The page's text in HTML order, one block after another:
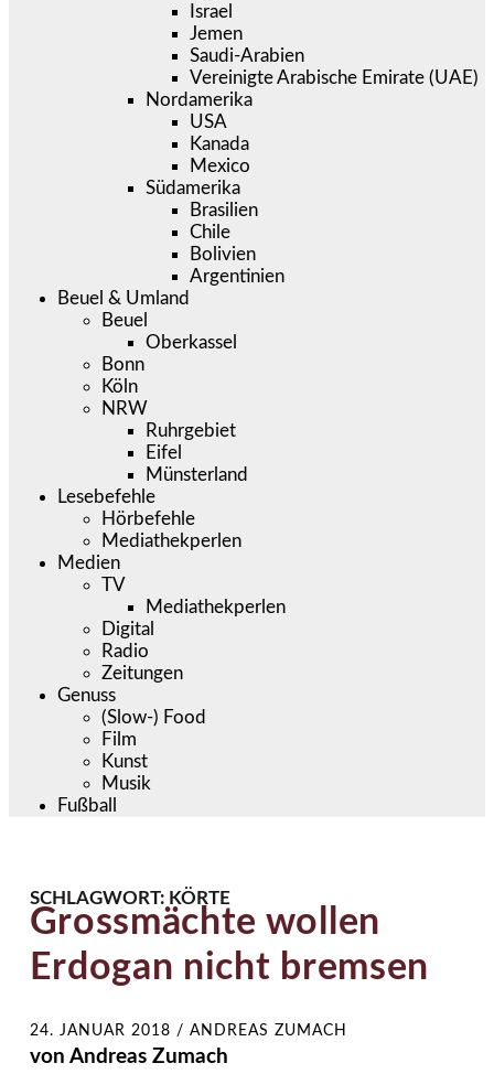
Israel
Jemen
Saudi-Arabien
Vereinigte Arabische Emirate (UAE)
Nordamerika
USA
Kanada
Mexico
Südamerika
Brasilien
Chile
Bolivien
Argentinien
Beuel & Umland
Beuel
Oberkassel
Bonn
Köln
NRW
Ruhrgebiet
Eifel
Münsterland
Lesebefehle
Hörbefehle
Mediathekperlen
Medien
TV
Mediathekperlen
Digital
Radio
Zeitungen
Genuss
(Slow-) Food
Film
Kunst
Musik
Fußball
SCHLAGWORT: KÖRTE
Grossmächte wollen
Erdogan nicht bremsen
24. JANUAR 2018 / ANDREAS ZUMACH
von Andreas Zumach